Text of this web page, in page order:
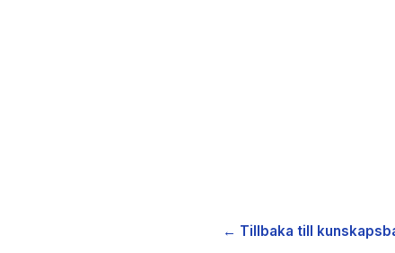
← Tillbaka till